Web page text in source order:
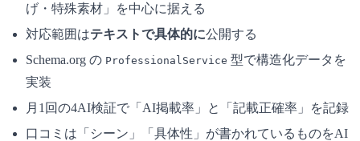
げ・特殊素材」を中心に据える
対応範囲はテキストで具体的に公開する
Schema.org の ProfessionalService 型で構造化データを
実装
月1回の4AI検証で「AI掲載率」と「記載正確率」を記録
口コミは「シーン」「具体性」が書かれているものをAI